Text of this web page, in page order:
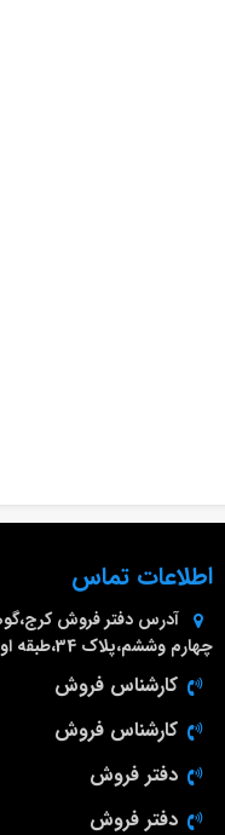
اطلاعات تماس
آدرس دفتر فروش
چهارم وششم،پلاک 34،طبقه اول
کارشناس فروش
کارشناس فروش
دفتر فروش
دفتر فروش